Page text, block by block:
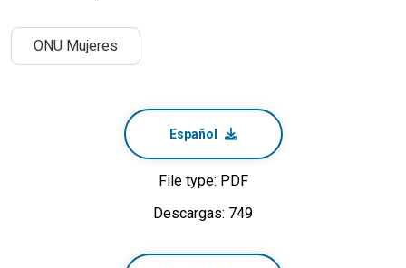
ONU Mujeres
Español
File type: PDF
Descargas: 749